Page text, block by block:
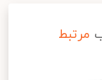
مرتبط